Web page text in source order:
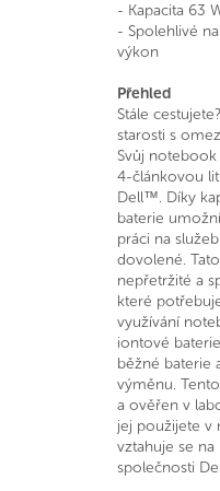
- Kapacita 63
- Spolehlivé
výkon
Přehled
Stále
starosti s
Svůj
4-článkovou
Dell™. Díky
baterie
práci na
dovolené.
nepřetržité a
které
využívání
iontové
běžné baterie
výměnu.
a ověřen v
jej použijete v
vztahuje se
společnosti